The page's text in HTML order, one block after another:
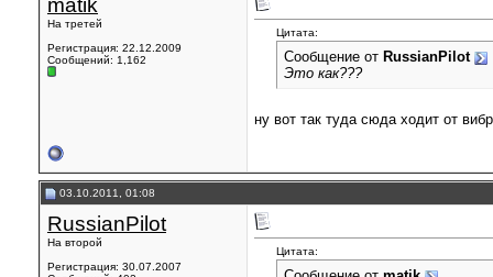
matik
На третей
Регистрация: 22.12.2009
Сообщений: 1,162
Цитата:
Сообщение от RussianPilot
Это как???
ну вот так туда сюда ходит от
03.10.2011, 01:08
RussianPilot
На второй
Регистрация: 30.07.2007
Цитата: